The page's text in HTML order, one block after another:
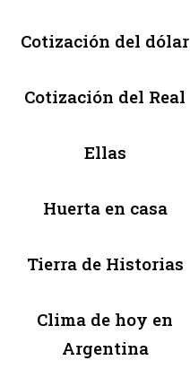
Cotización del dólar
Cotización del Real
Ellas
Huerta en casa
Tierra de Historias
Clima de hoy en
Argentina